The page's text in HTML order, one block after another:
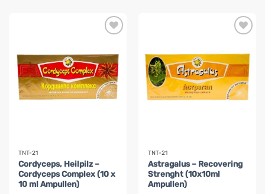
TNT-21
Cordyceps, Heilpilz –
Cordyceps Complex (10 x
10 ml Ampullen)
TNT-21
Astragalus – Recovering
Strenght (10x10ml
Ampullen)